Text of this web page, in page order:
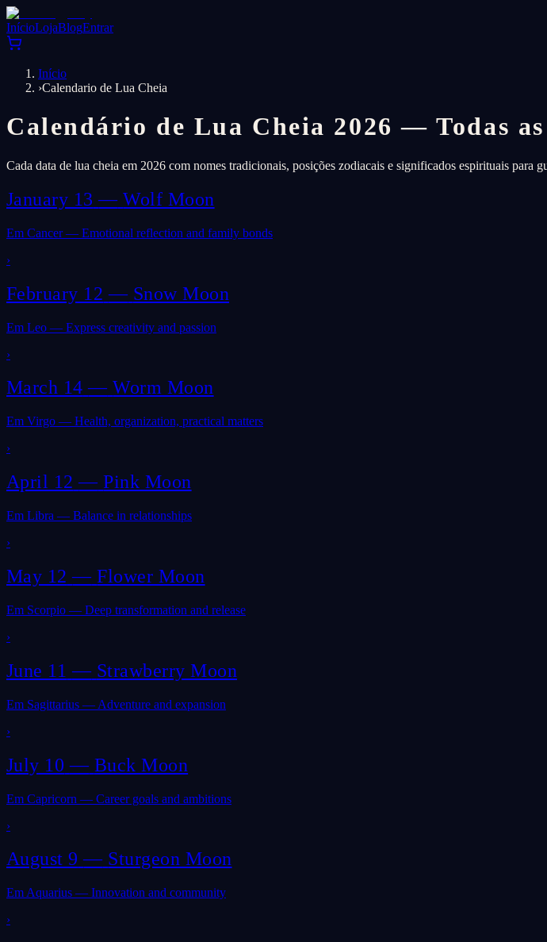
InícioLojaBlogEntrar
Início
›Calendario de Lua Cheia
Calendário de Lua Cheia 2026 — Todas
Cada data de lua cheia em 2026 com nomes tradicionais, posições zodiacais e significados espirituais para
January 13 — Wolf Moon
Em Cancer — Emotional reflection and family bonds
›
February 12 — Snow Moon
Em Leo — Express creativity and passion
›
March 14 — Worm Moon
Em Virgo — Health, organization, practical matters
›
April 12 — Pink Moon
Em Libra — Balance in relationships
›
May 12 — Flower Moon
Em Scorpio — Deep transformation and release
›
June 11 — Strawberry Moon
Em Sagittarius — Adventure and expansion
›
July 10 — Buck Moon
Em Capricorn — Career goals and ambitions
›
August 9 — Sturgeon Moon
Em Aquarius — Innovation and community
›